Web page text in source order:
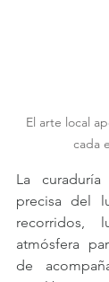
El arte local
cada
La
precisa del
recorridos,
atmósfera
de